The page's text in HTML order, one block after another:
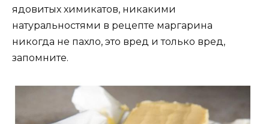
ядовитых химикатов, никакими
натуральностями в рецепте маргарина
никогда не пахло, это вред и только вред,
запомните.